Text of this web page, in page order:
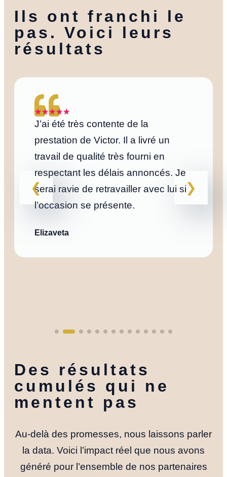
Ils ont franchi le
pas. Voici leurs
résultats
J’ai été très contente de la
prestation de Victor. Il a livré un
travail de qualité très fourni en
respectant les délais annoncés. Je
serai ravie de retravailler avec lui si
l’occasion se présente.
Elizaveta
Des résultats
cumulés qui ne
mentent pas
Au-delà des promesses, nous laissons parler
la data. Voici l’impact réel que nous avons
généré pour l’ensemble de nos partenaires